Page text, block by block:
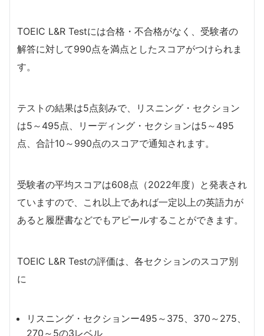
TOEIC L&R Testには合格・不合格がなく、受験者の
解答に対して990点を満点としたスコアがつけられま
す。
テストの結果は5点刻みで、リスニング・セクション
は5～495点、リーディング・セクションは5～495
点、合計10～990点のスコアで通知されます。
受験者の平均スコアは608点（2022年度）と発表され
ていますので、これ以上であれば一定以上の英語力が
あると履歴書などでもアピールすることができます。
TOEIC L&R Testの評価は、各セクションのスコア別
に
リスニング・セクションー495～375、370～275、
270～5の3レベル